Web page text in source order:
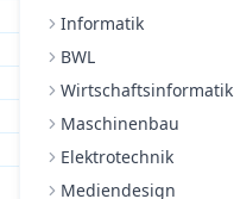
Informatik
BWL
Wirtschaftsinformatik
Maschinenbau
Elektrotechnik
Mediendesign